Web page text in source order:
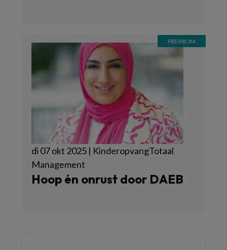
di 07 okt 2025 | KinderopvangTotaal
Management
Hoop én onrust door DAEB